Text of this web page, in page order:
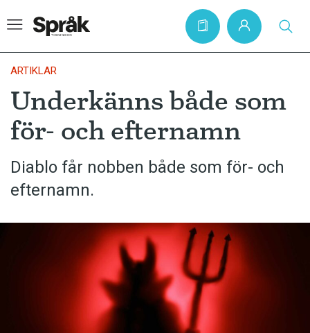
Hem
Artiklar
Krönikor
Språkfrågor
Bokrecensioner
Anmäl till språkpolisen
ARTIKLAR
Underkänns både som
för- och efternamn
Diablo får nobben både som för- och
efternamn.